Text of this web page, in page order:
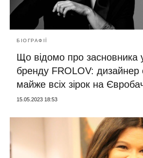
БІОГРАФІЇ
Що відомо про засновника
бренду FROLOV: дизайнер
майже всіх зірок на
15.05.2023 18:53